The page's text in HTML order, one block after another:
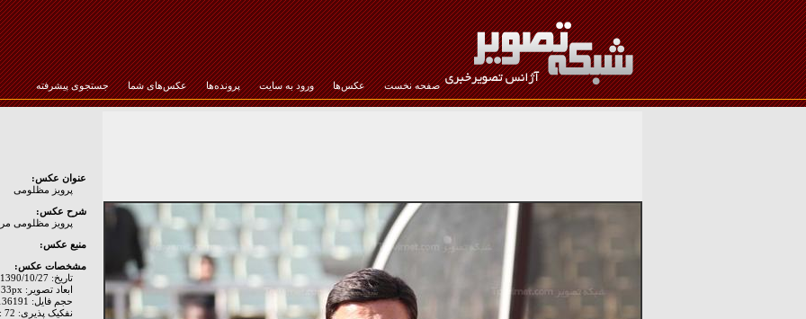
صفحه نخست عکس‌ها ورود به سایت پرونده‌ها عکس‌های شما جستجوی پیشرفته
عنوان عکس:
پرویز مظلومی
شرح عکس:
پرویز مظلومی
منبع عکس:
مشخصات عکس:
تاریخ: 1390/10/27
ابعاد تصویر: 2000px * 1333px
حجم فایل: 136191 Byte
نفکیک پذیری: Hor: 72 - Ver: 72